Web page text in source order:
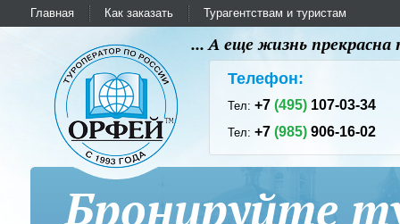
Главная Как заказать Турагентствам и туристам
... А еще жизнь
Телефон:
Тел:+7(495) 107-03-34
Тел:+7(985) 906-16-02
Бронируйте